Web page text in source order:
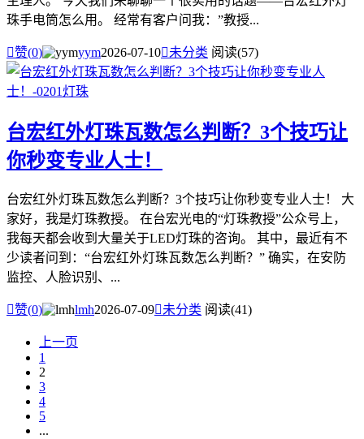
珠手电筒怎么用。 经常有客户问我：”教授...
赞(0) yym2026-07-10未分类 阅读(57)
台宏红外灯珠瓦数怎么判断？3个技巧让
你秒变专业人士！
台宏红外灯珠瓦数怎么判断？3个技巧让你秒变专业人士！ 大
家好，我是灯珠教授。 在台宏光电的“灯珠教授”公众号上，
我每天都会收到大量关于LED灯珠的咨询。 其中，最近有不
少读者问到：“台宏红外灯珠瓦数怎么判断？” 确实，在安防
监控、人脸识别、...
赞(0) lmh2026-07-09未分类 阅读(41)
上一页
1
2
3
4
5
...